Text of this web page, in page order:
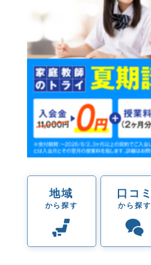
地域
から探す
口コミ
から探す